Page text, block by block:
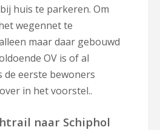
huis te parkeren. Om
wegennet te
maar daar gebouwd
OV is of al
de eerste bewoners
in het voorstel..
naar Schiphol